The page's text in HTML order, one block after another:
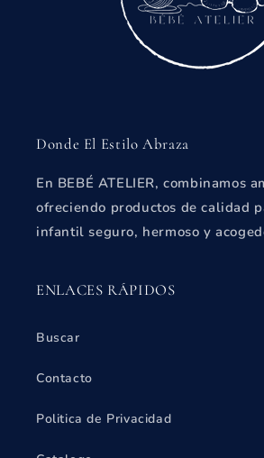
Donde El Estilo Abraza
En BEBÉ ATELIER, combinamos
ofreciendo productos de calidad
infantil seguro, hermoso y
ENLACES RÁPIDOS
Buscar
Contacto
Politica de Privacidad